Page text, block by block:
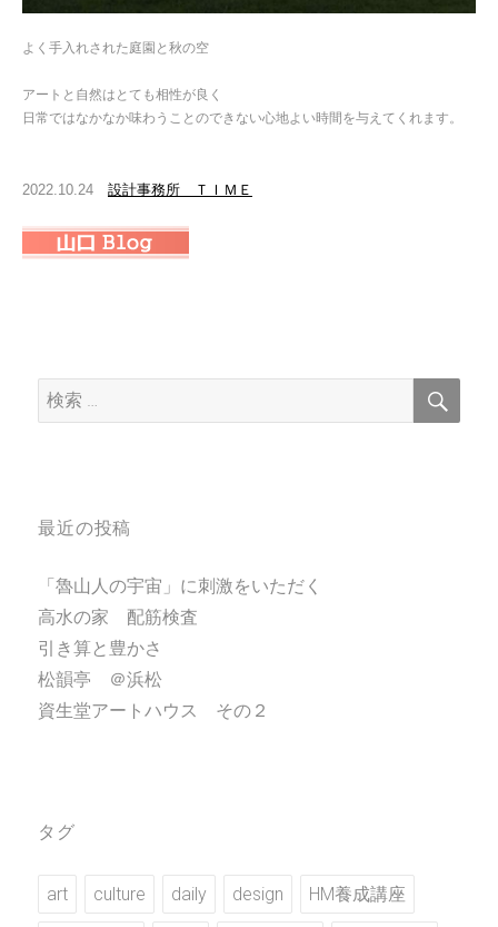
よく手入れされた庭園と秋の空
アートと自然はとても相性が良く
日常ではなかなか味わうことのできない心地よい時間を与えてくれます。
2022.10.24 設計事務所 ＴＩＭＥ
検
索:
検
最近の投稿
「魯山人の宇宙」に刺激をいただく
高水の家 配筋検査
引き算と豊かさ
松韻亭 ＠浜松
資生堂アートハウス その２
タグ
art culture daily design HM養成講座